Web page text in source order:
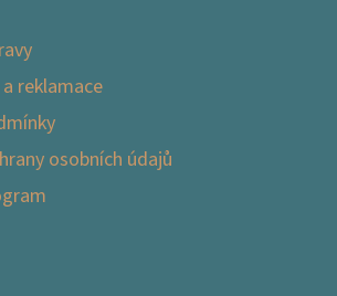
reklamace
osobních údajů